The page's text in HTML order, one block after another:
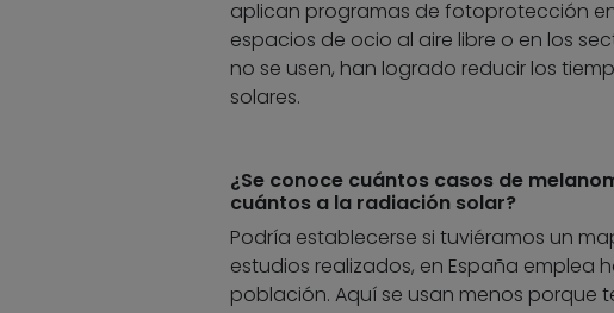
aplican programas de fotoprotección
espacios de ocio al aire libre o en los
no se usen, han logrado reducir los
solares.
¿Se conoce cuántos casos de
cuántos a la radiación solar?
Podría establecerse si tuviéramos un
estudios realizados, en España emplea
población. Aquí se usan menos porque